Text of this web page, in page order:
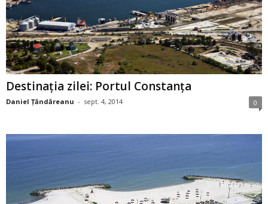
Destinaţia zilei: Portul Constanța
Daniel Țăndăreanu - sept. 4, 2014 0